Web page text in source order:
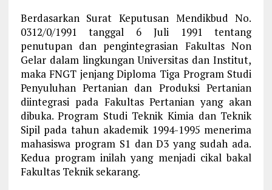
Berdasarkan Surat Keputusan Mendikbud No.
0312/0/1991 tanggal 6 Juli 1991 tentang
penutupan dan pengintegrasian Fakultas Non
Gelar dalam lingkungan Universitas dan Institut,
maka FNGT jenjang Diploma Tiga Program Studi
Penyuluhan Pertanian dan Produksi Pertanian
diintegrasi pada Fakultas Pertanian yang akan
dibuka. Program Studi Teknik Kimia dan Teknik
Sipil pada tahun akademik 1994-1995 menerima
mahasiswa program S1 dan D3 yang sudah ada.
Kedua program inilah yang menjadi cikal bakal
Fakultas Teknik sekarang.